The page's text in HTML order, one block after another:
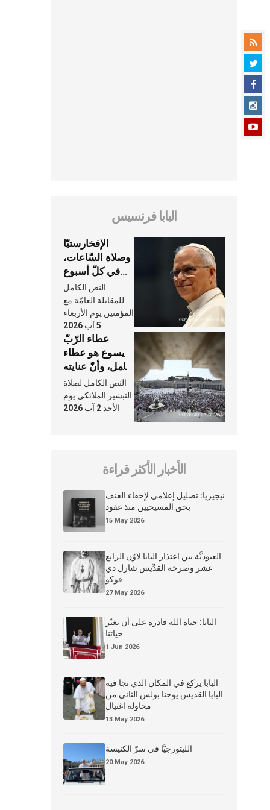
البابا فرنسيس
الإفخارستيّا
وصلاة السّاعات،
في كلّ أسبوع
وكلّ يوم، هما
النَّفَس في حياة
الكنيسة
النص الكامل
للمقابلة العامّة مع
المؤمنين يوم الأربعاء
5 آب 2026
عطاء الرّبّ
يسوع هو عطاء
شامل، وأنّ عنايته
بنا لا تغيب عنّا
أبدًا
النص الكامل لصلاة
التبشير الملائكي يوم
الأحد 2 آب 2026
الأخبار الأكثر قراءة
نيجيريا: تضليل إعلامي لإخفاء العنف
بحق المسيحيين منذ عقود
15 May 2026
العبوديَّة بين اعتذار البابا لاوُن الرابع
عشر وصرخة القدِّيس شارل دي
فوكو
27 May 2026
البابا: حياة الله قادرة على أن تغيّر
حياتنا
1 Jun 2026
البابا يركع في المكان الذي نجا فيه
البابا القديس يوحنا بولس الثاني من
محاولة اغتيال
13 May 2026
الليتورجيَّا في سرّ الكنيسة
20 May 2026